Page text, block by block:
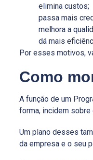
elimina custos;
passa mais
melhora a
dá mais
Por esses motivos,
Como
A função de um
forma, incidem
Um plano desses
da empresa e o seu